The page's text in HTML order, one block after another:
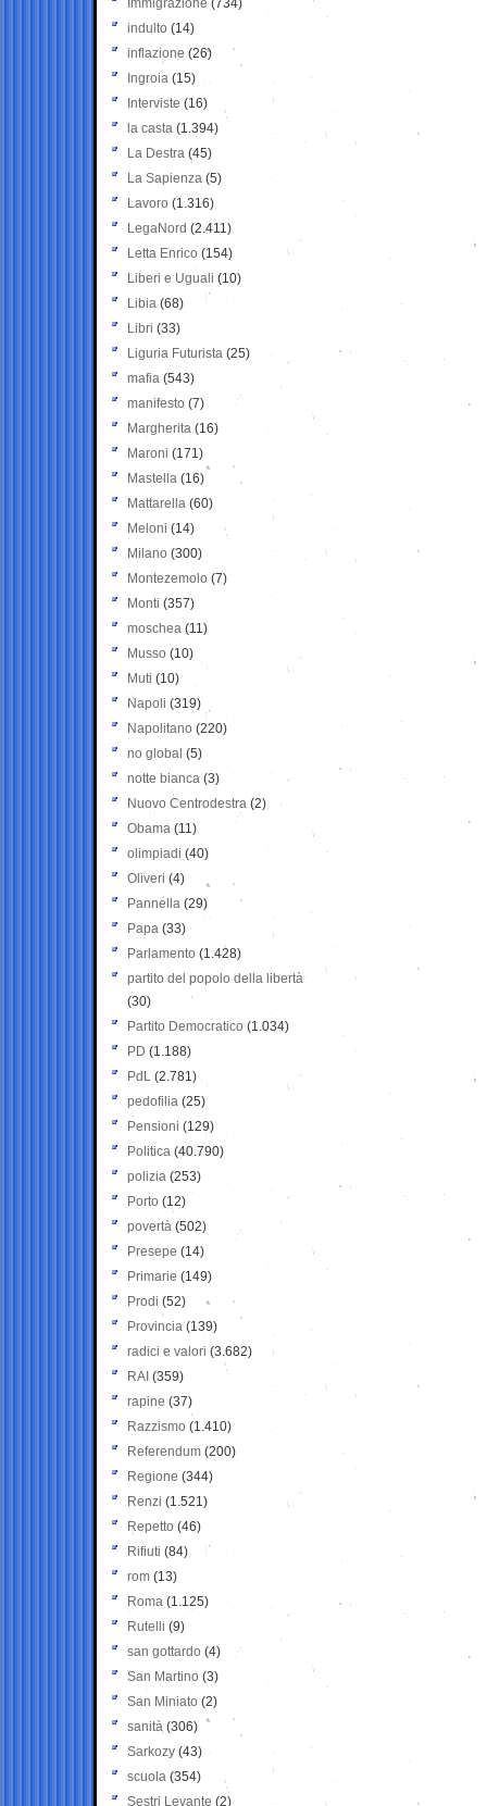
Immigrazione (734)
indulto (14)
inflazione (26)
Ingroia (15)
Interviste (16)
la casta (1.394)
La Destra (45)
La Sapienza (5)
Lavoro (1.316)
LegaNord (2.411)
Letta Enrico (154)
Liberi e Uguali (10)
Libia (68)
Libri (33)
Liguria Futurista (25)
mafia (543)
manifesto (7)
Margherita (16)
Maroni (171)
Mastella (16)
Mattarella (60)
Meloni (14)
Milano (300)
Montezemolo (7)
Monti (357)
moschea (11)
Musso (10)
Muti (10)
Napoli (319)
Napolitano (220)
no global (5)
notte bianca (3)
Nuovo Centrodestra (2)
Obama (11)
olimpiadi (40)
Oliveri (4)
Pannella (29)
Papa (33)
Parlamento (1.428)
partito del popolo della libertà
(30)
Partito Democratico (1.034)
PD (1.188)
PdL (2.781)
pedofilia (25)
Pensioni (129)
Politica (40.790)
polizia (253)
Porto (12)
povertà (502)
Presepe (14)
Primarie (149)
Prodi (52)
Provincia (139)
radici e valori (3.682)
RAI (359)
rapine (37)
Razzismo (1.410)
Referendum (200)
Regione (344)
Renzi (1.521)
Repetto (46)
Rifiuti (84)
rom (13)
Roma (1.125)
Rutelli (9)
san gottardo (4)
San Martino (3)
San Miniato (2)
sanità (306)
Sarkozy (43)
scuola (354)
Sestri Levante (2)